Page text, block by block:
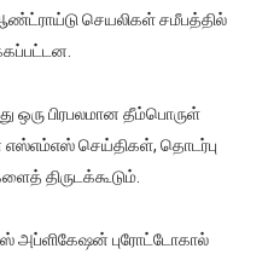
செயலிகள் சமீபத்தில்
ஒரு பிரபலமான தீம்பொருள்
எஸ்எம்எஸ் செய்திகள், தொடர்பு
திருடக்கூடும்.
அப்ளிகேஷன் புரோட்டோகால்